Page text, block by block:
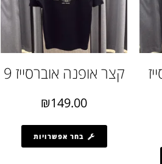
קצר אופנה אוברסייז 9
₪149.00
בחר אפשרויות